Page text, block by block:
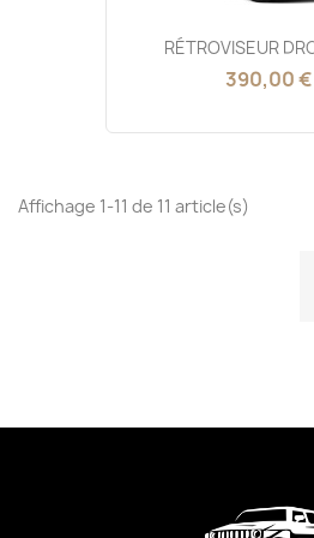
RÉTROVISEUR
390,00 €
Affichage 1-11 de 11 article(s)